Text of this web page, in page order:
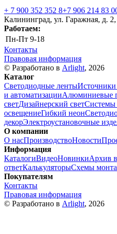
+ 7 900 352 352 8+7 906 214 83
Калининград, ул. Гаражная, д.
Работаем:
Пн-Пт 9-18
Контакты
Правовая информация
© Разработано в Arlight, 2026
Каталог
Светодиодные ленты
и автоматизацииАлюминиевые
светДизайнерский светСистемы
освещениеГибкий неон
декорЭлектроустановочные
О компании
О насПроизводствоНовости
Информация
КаталогиВидеоНовинкиАрхив
ответКалькуляторыСхемы
Покупателям
Контакты
Правовая информация
© Разработано в Arlight, 2026